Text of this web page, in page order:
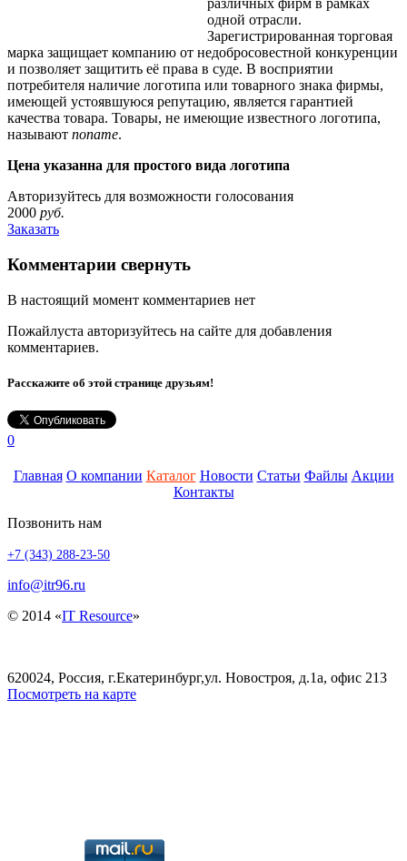
различных фирм в рамках
одной отрасли.
Зарегистрированная торговая
марка защищает компанию от недобросовестной конкуренции
и позволяет защитить её права в суде. В восприятии
потребителя наличие логотипа или товарного знака фирмы,
имеющей устоявшуюся репутацию, является гарантией
качества товара. Товары, не имеющие известного логотипа,
называют noname.
Цена указанна для простого вида логотипа
Авторизуйтесь для возможности голосования
2000 руб.
Заказать
Комментарии свернуть
В настоящий момент комментариев нет
Пожайлуста авторизуйтесь на сайте для добавления
комментариев.
Расскажите об этой странице друзьям!
0
Главная О компании Каталог Новости Статьи Файлы Акции
Контакты
Позвонить нам
+7 (343) 288-23-50
info@itr96.ru
© 2014 «IT Resource»
620024, Россия, г.Екатеринбург,ул. Новостроя, д.1а, офис 213
Посмотреть на карте